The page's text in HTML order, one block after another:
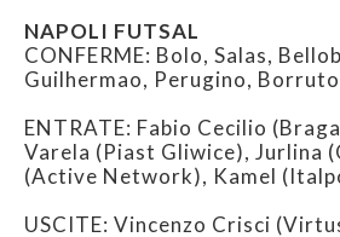
NAPOLI FUTSAL
CONFERME: Bolo, Salas,
Guilhermao, Perugino, Borruto
ENTRATE: Fabio Cecilio
Varela (Piast Gliwice), Jurlina
(Active Network), Kamel
USCITE: Vincenzo Crisci